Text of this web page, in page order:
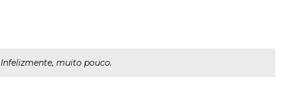
muito pouco.